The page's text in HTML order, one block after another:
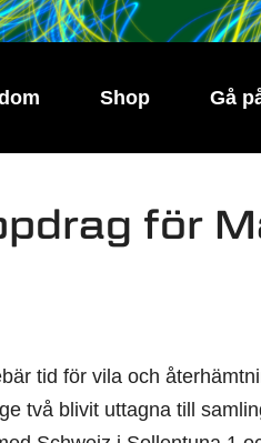
Shop Gå
för
tid för vila och
två blivit uttagna till